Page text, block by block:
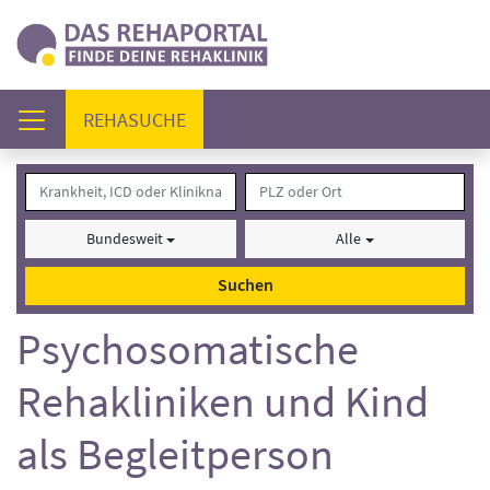
REHASUCHE(AKTUELL)
Bundesweit Alle
Suchen
Psychosomatische
Rehakliniken und Kind
als Begleitperson